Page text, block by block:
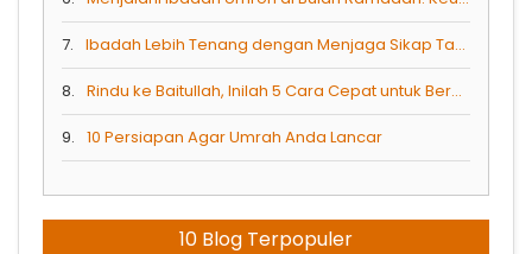
7. Ibadah Lebih Tenang dengan Menjaga Sikap Tawadhu Ketika Umrah
8. Rindu ke Baitullah, Inilah 5 Cara Cepat untuk Berangkat Umrah
9. 10 Persiapan Agar Umrah Anda Lancar
10 Blog Terpopuler